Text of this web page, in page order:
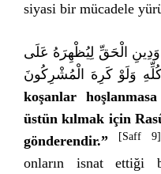
siyasi bir mücadele
الْحَقِّ لِيُظْهِرَهُ عَلَى
koşanlar
üstün kılmak için
gönderendir.”
[Saff 9]
onların isnat ettiği